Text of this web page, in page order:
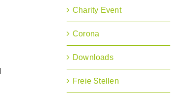
Charity Event
Corona
Downloads
Freie Stellen